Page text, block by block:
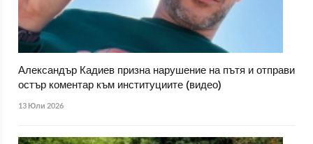
Александър Кадиев призна нарушение на пътя и отправи
остър коментар към институциите (видео)
13 Юли 2026